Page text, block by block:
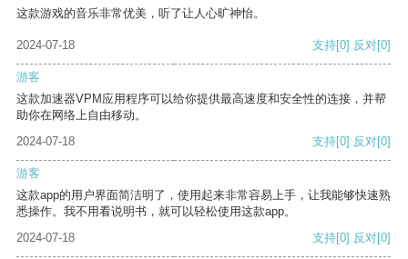
这款游戏的音乐非常优美，听了让人心旷神怡。
2024-07-18 支持[0] 反对[0]
游客
这款加速器VPM应用程序可以给你提供最高速度和安全性的连接，并帮
助你在网络上自由移动。
2024-07-18
支持[0] 反对[0]
游客
这款app的用户界面简洁明了，使用起来非常容易上手，让我能够快速熟
悉操作。我不用看说明书，就可以轻松使用这款app。
2024-07-18
支持[0] 反对[0]